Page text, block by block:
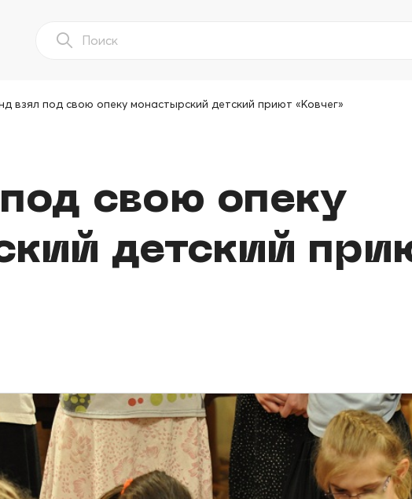
взял под свою опеку монастырский детский приют «Ковчег»
свою опеку
детский